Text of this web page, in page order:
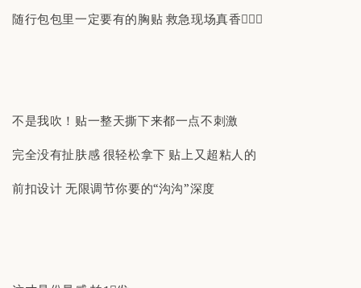
随行包包里一定要有的胸贴 救急现场真香🏃🏽‍♀️
不是我吹！贴一整天撕下来都一点不刺激
完全没有扯肤感 很轻松拿下 贴上又超粘人的
前扣设计 无限调节你要的“沟沟”深度